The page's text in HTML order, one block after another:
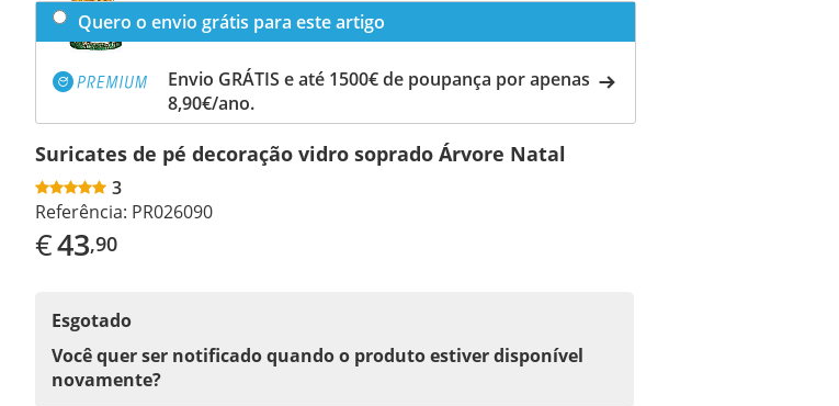
Quero o envio grátis para este artigo
Envio GRÁTIS e até 1500€ de poupança por apenas
8,90€/ano.
Suricates de pé decoração vidro soprado Árvore Natal
3
Referência: PR026090
€43,90
Esgotado
Você quer ser notificado quando o produto estiver disponível
novamente?